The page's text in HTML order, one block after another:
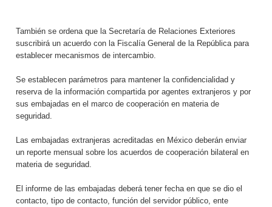
También se ordena que la Secretaría de Relaciones Exteriores
suscribirá un acuerdo con la Fiscalía General de la República para
establecer mecanismos de intercambio.
Se establecen parámetros para mantener la confidencialidad y
reserva de la información compartida por agentes extranjeros y por
sus embajadas en el marco de cooperación en materia de
seguridad.
Las embajadas extranjeras acreditadas en México deberán enviar
un reporte mensual sobre los acuerdos de cooperación bilateral en
materia de seguridad.
El informe de las embajadas deberá tener fecha en que se dio el
contacto, tipo de contacto, función del servidor público, ente